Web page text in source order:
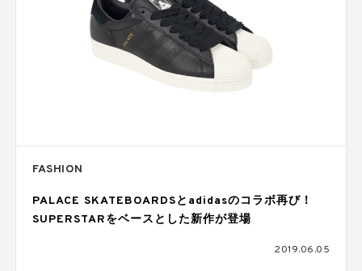
FASHION
PALACE SKATEBOARDSとadidasのコラボ再び！
SUPERSTARをベースとした新作が登場
2019.06.05